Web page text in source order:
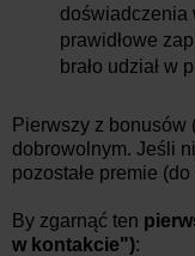
doświadczenia
prawidłowe
brało udział w
Pierwszy z bonusów
dobrowolnym. Jeśli
pozostałe premie
By zgarnąć ten
w kontakcie"):